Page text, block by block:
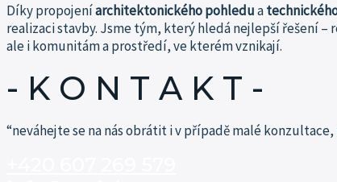
Díky propojeníarchitektonického pohledua
realizaci stavby. Jsme tým, který hledá nejlepší řešení
ale i komunitám a prostředí, ve kterém vznikají.
- K O N T A K T -​
“neváhejte se na nás obrátit i v případě malé